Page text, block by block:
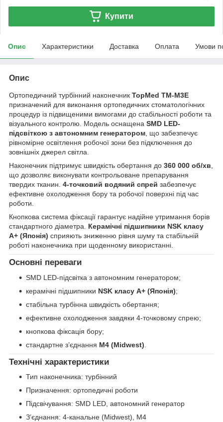
Купити
Опис Характеристики Доставка Оплата Умови
Опис
Ортопедичний турбінний наконечник TopMed TM-M3E
призначений для виконання ортопедичних стоматологічних
процедур із підвищеними вимогами до стабільності роботи та
візуального контролю. Модель оснащена SMD LED-
підсвіткою з автономним генератором , що забезпечує
рівномірне освітлення робочої зони без підключення до
зовнішніх джерел світла.
Наконечник підтримує швидкість обертання до 360 000 об/хв
що дозволяє виконувати контрольоване препарування
твердих тканин. 4-точковий водяний спрей забезпечує
ефективне охолодження бору та робочої поверхні під час
роботи.
Кнопкова система фіксації гарантує надійне утримання борів
стандартного діаметра. Керамічні підшипники NSK класу
A+ (Японія) сприяють зниженню рівня шуму та стабільній
роботі наконечника при щоденному використанні.
Основні переваги
SMD LED-підсвітка з автономним генератором;
керамічні підшипники NSK класу A+ (Японія);
стабільна турбінна швидкість обертання;
ефективне охолодження завдяки 4-точковому спрею;
кнопкова фіксація бору;
стандартне з’єднання М4 (Midwest)
Технічні характеристики
Тип наконечника: турбінний
Призначення: ортопедичні роботи
Підсвічування: SMD LED, автономний генератор
З’єднання: 4-канальне (Midwest), М4